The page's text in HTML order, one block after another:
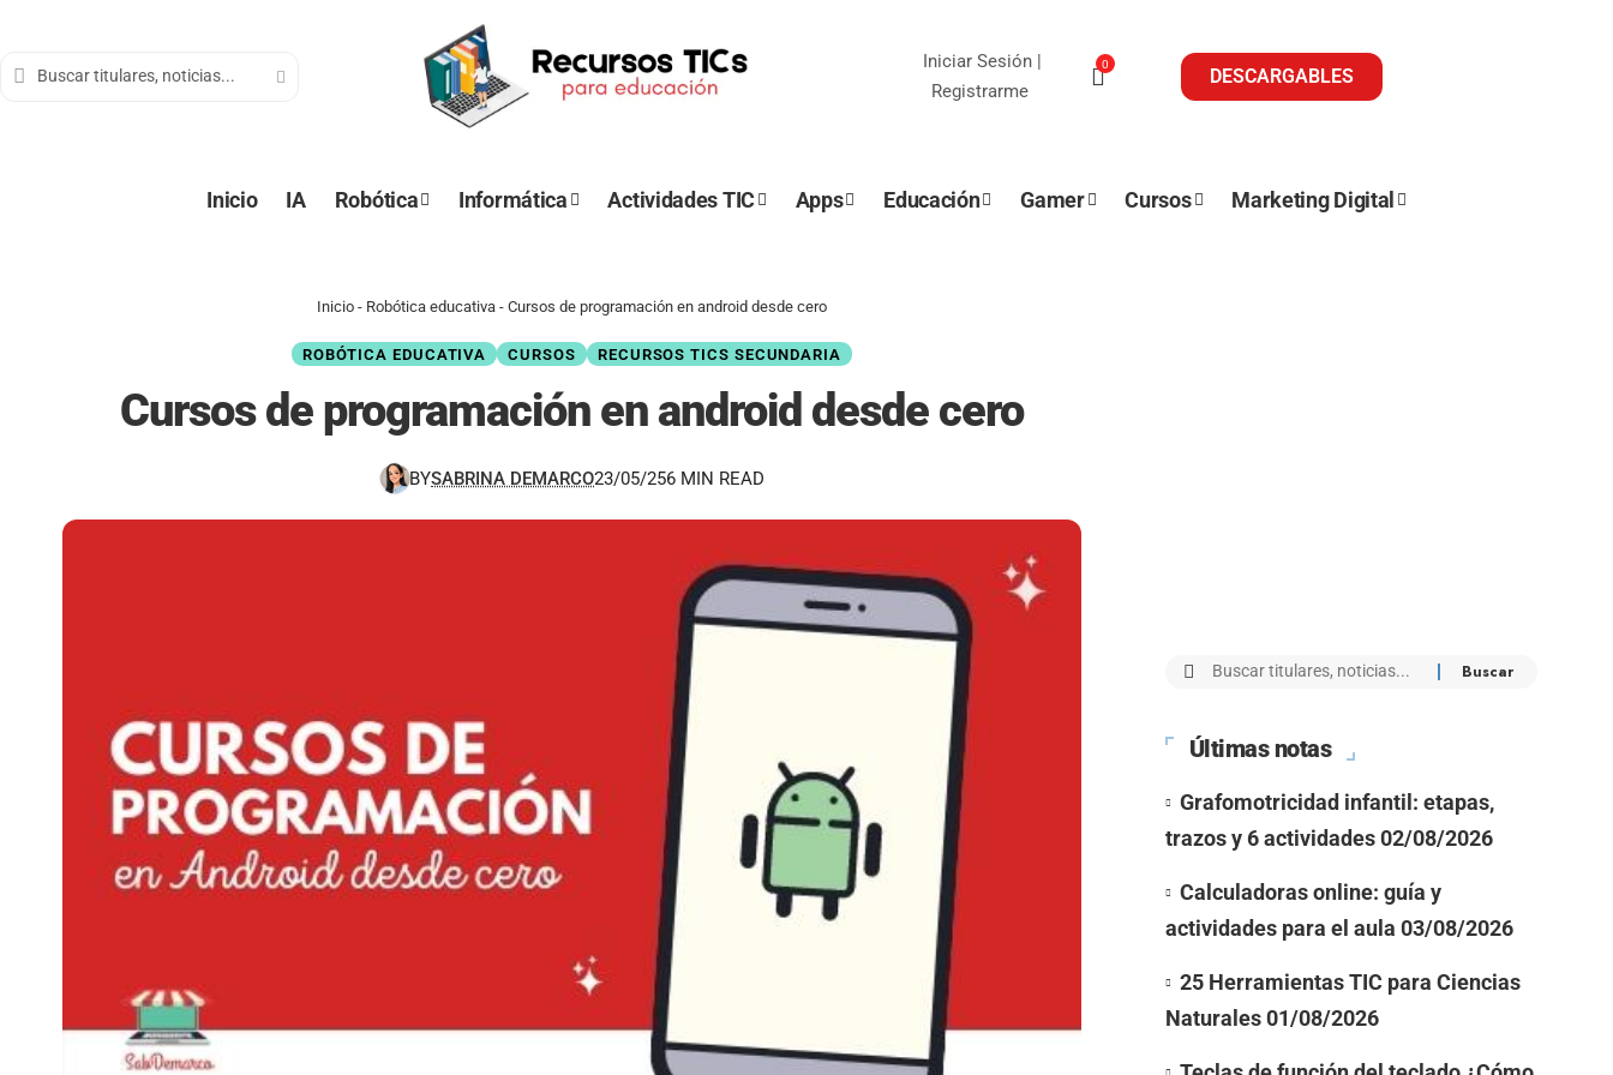
Iniciar Sesión|
Registrarme
0
DESCARGABLES
Inicio IA Robótica Informática Actividades TIC Apps Educación Gamer Cursos Marketing Digital
Inicio- Robótica educativa- Cursos de programación en android desde cero
ROBÓTICA EDUCATIVA CURSOS RECURSOS TICS SECUNDARIA
Cursos de programación en android desde cero
BYSABRINA DEMARCO23/05/256 MIN READ
Últimas notas
Grafomotricidad infantil: etapas,
trazos y 6 actividades 02/08/2026
Calculadoras online: guía y
actividades para el aula 03/08/2026
25 Herramientas TIC para Ciencias
Naturales 01/08/2026